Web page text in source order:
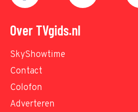
Over TVgids.nl
SkyShowtime
Contact
Colofon
Adverteren